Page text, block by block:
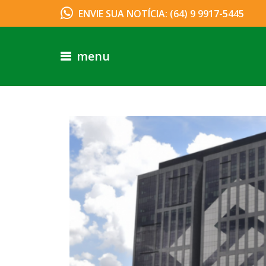
ENVIE SUA NOTÍCIA: (64) 9 9917-5445
menu